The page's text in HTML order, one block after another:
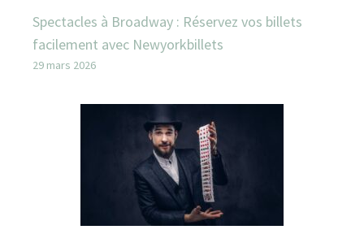
Spectacles à Broadway : Réservez vos billets
facilement avec Newyorkbillets
29 mars 2026